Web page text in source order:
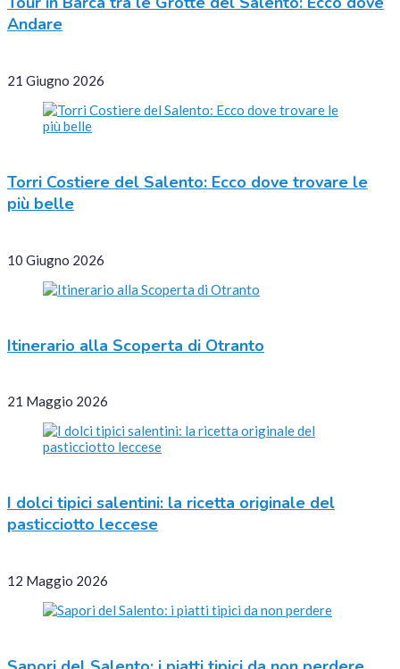
Andare
21 Giugno 2026
Torri Costiere del Salento: Ecco dove trovare le
più belle
10 Giugno 2026
Itinerario alla Scoperta di Otranto
21 Maggio 2026
I dolci tipici salentini: la ricetta originale del
pasticciotto leccese
12 Maggio 2026